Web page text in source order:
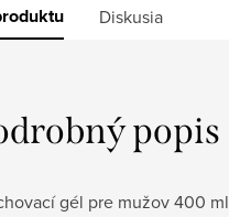
Diskusia
popis
gél pre mužov 400 ml